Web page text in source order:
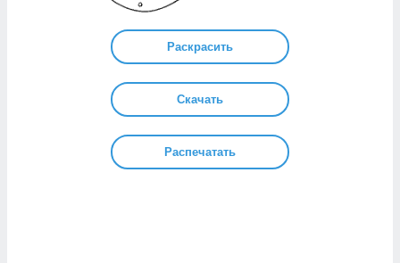
Раскрасить
Скачать
Распечатать